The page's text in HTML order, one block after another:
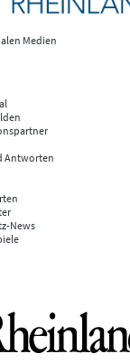
Medien
Antworten
News